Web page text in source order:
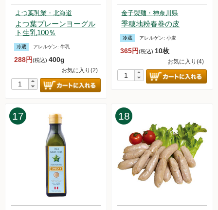
2024.3.9【毎週土曜日更新！】アイテムを更新しました。
2024.3.2【毎週土曜日更新！】アイテムを更新しました。
2024.2.24【毎週土曜日更新！】アイテムを更新しました。
2024.2.17【毎週土曜日更新！】アイテムを更新しました。
2024.2.10【毎週土曜日更新！】アイテムを更新しました。
2024.2.3【毎週土曜日更新！】アイテムを更新しました。
2024.1.27【毎週土曜日更新！】アイテムを更新しました。
2024.1.26 今週土曜日より「白鷹の固い木綿豆腐」販売再開し
ます。
に出店します！
2024.1.20【毎週土曜日更新！】アイテムを更新しました。
2024.1.13【毎週土曜日更新！】アイテムを更新しました。
2024.1.12 不正注文に関する注意喚起
2024.1.8 お試しセットの販売を再開いたしました。
2024.1.6【毎週土曜日更新！】アイテムを更新しました。
2023.12.30【毎週土曜日更新！】アイテムを更新しました。
2023.12.25 年末年始休暇のため、お試しセットの販売を中
止いたします。
よつ葉乳業・北海道
よつ葉プレーンヨーグル
ト生乳100％
冷蔵 アレルゲン: 牛乳
288円(税込) 400g
お気に入り(2)
金子製麺・神奈川県
季穂地粉春巻の皮
冷蔵 アレルゲン:小麦
365円(税込) 10枚
お気に入り(4)
17 18